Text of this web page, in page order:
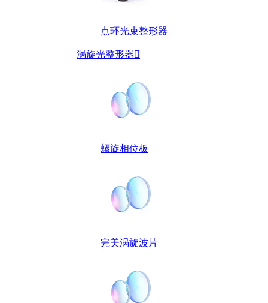
点环光束整形器
涡旋光整形器
螺旋相位板
完美涡旋波片